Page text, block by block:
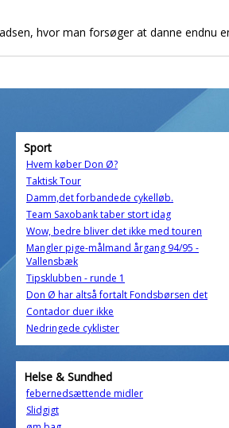
hvor man forsøger at danne endnu
Sport
Hvem køber Don Ø?
Taktisk Tour
Damm,det forbandede cykelløb.
Team Saxobank taber stort idag
Wow, bedre bliver det ikke med touren
Mangler pige-målmand årgang 94/95 -
Vallensbæk
Tipsklubben - runde 1
Don Ø har altså fortalt Fondsbørsen det
Contador duer ikke
Nedringede cyklister
Helse & Sundhed
febernedsættende midler
Slidgigt